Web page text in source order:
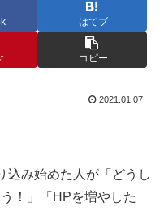
はてブ
コピー
2021.01.07
込み始めた人が「どうし
！」「HPを増やした